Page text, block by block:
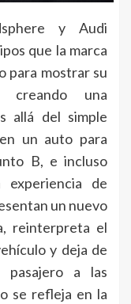
y Audi
que la marca
para mostrar su
creando una
allá del simple
un auto para
B, e incluso
de
un nuevo
reinterpreta el
y deja de
pasajero a las
se refleja en la